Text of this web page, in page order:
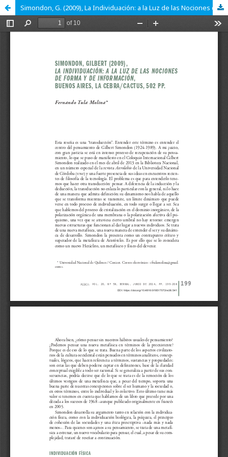
Simondon, G. (2009), La Individuación: a la Luz de las Nociones de Forma y de Información, Buenos Aires: La Cebra/Cactus, 502 pp.